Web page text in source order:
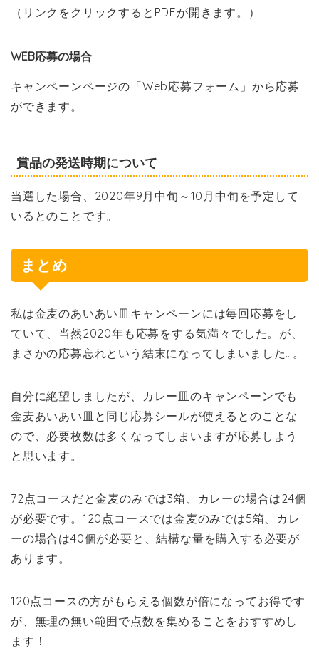
（リンクをクリックするとPDFが開きます。）
WEB応募の場合
キャンペーンページの「Web応募フォーム」から応募
ができます。
賞品の発送時期について
当選した場合、2020年9月中旬～10月中旬を予定して
いるとのことです。
まとめ
私は金麦のあいあい皿キャンペーンには毎回応募をし
ていて、当然2020年も応募をする気満々でした。が、
まさかの応募忘れという結末になってしまいました…。
自分に絶望しましたが、カレー皿のキャンペーンでも
金麦あいあい皿と同じ応募シールが使えるとのことな
ので、必要枚数は多くなってしまいますが応募しよう
と思います。
72点コースだと金麦のみでは3箱、カレーの場合は24個
が必要です。120点コースでは金麦のみでは5箱、カレ
ーの場合は40個が必要と、結構な量を購入する必要が
あります。
120点コースの方がもらえる個数が倍になってお得です
が、無理の無い範囲で点数を集めることをおすすめし
ます！